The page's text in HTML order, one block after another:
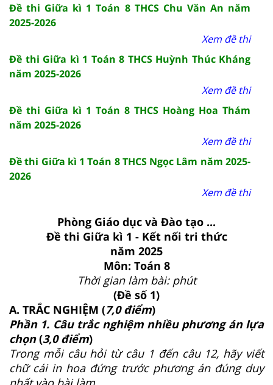
Đề thi Giữa kì 1 Toán 8 THCS Chu Văn An năm
2025-2026
Xem đề thi
Đề thi Giữa kì 1 Toán 8 THCS Huỳnh Thúc Kháng
năm 2025-2026
Xem đề thi
Đề thi Giữa kì 1 Toán 8 THCS Hoàng Hoa Thám
năm 2025-2026
Xem đề thi
Đề thi Giữa kì 1 Toán 8 THCS Ngọc Lâm năm 2025-
2026
Xem đề thi
Phòng Giáo dục và Đào tạo ...
Đề thi Giữa kì 1 - Kết nối tri thức
năm 2025
Môn: Toán 8
Thời gian làm bài: phút
(Đề số 1)
A. TRẮC NGHIỆM (7,0 điểm)
Phần 1. Câu trắc nghiệm nhiều phương án lựa
chọn(3,0 điểm)
Trong mỗi câu hỏi từ câu 1 đến câu 12, hãy viết
chữ cái in hoa đứng trước phương án đúng duy